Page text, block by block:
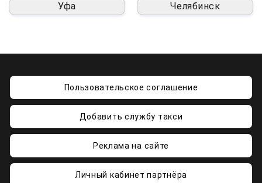
Уфа Челябинск
Пользовательское соглашение
Добавить службу такси
Реклама на сайте
Личный кабинет партнёра